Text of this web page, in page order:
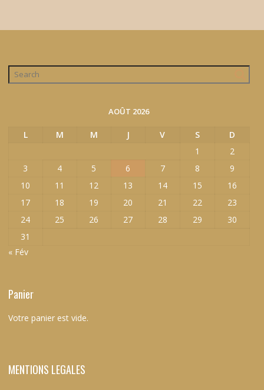
AOÛT 2026
L M M J V S
D
1
2
3
4 5 6 7 8
9
10
11 12 13 14 15
16
17
18 19 20 21 22
23
24
25 26 27 28 29
30
31
« Fév
Panier
Votre panier est vide.
MENTIONS LEGALES